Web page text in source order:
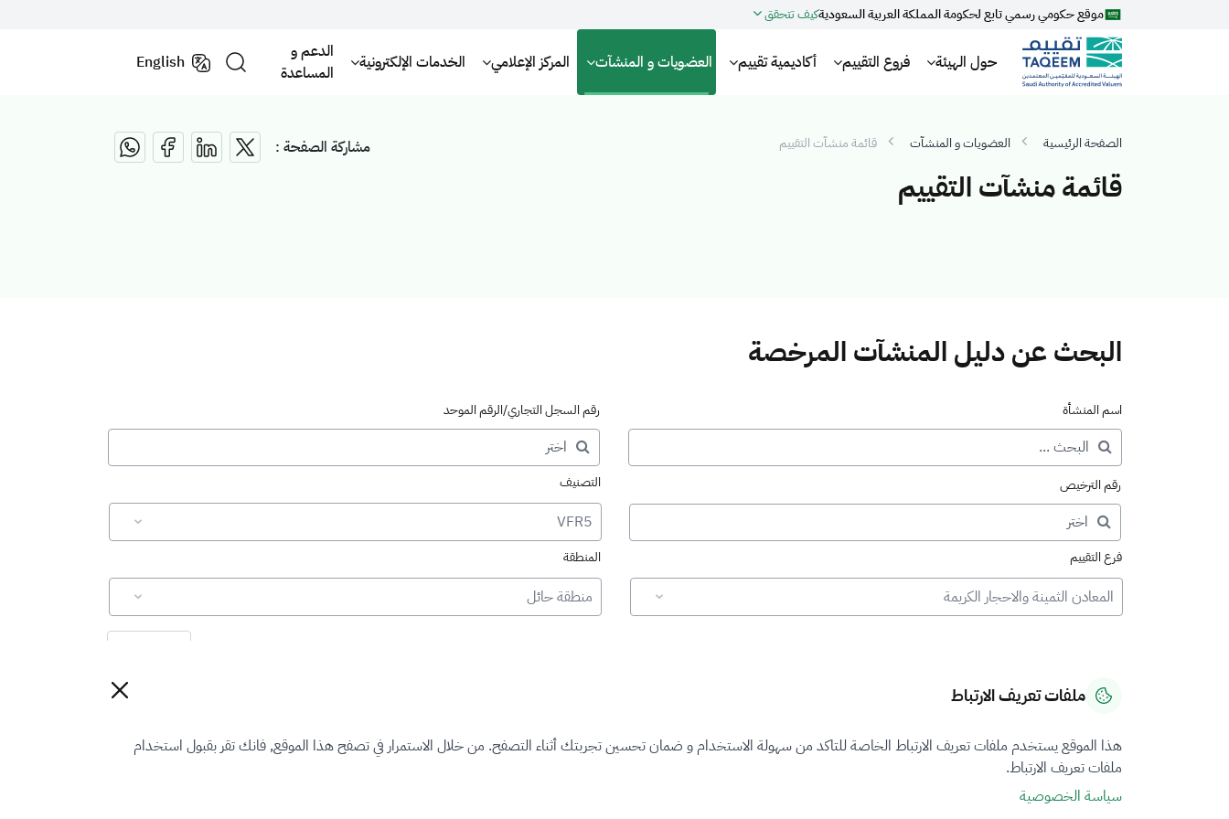
موقع حكومي رسمي تابع لحكومة المملكة العربية السعوديةكيف تتحقق
حول الهيئة فروع التقييم أكاديمية تقييم العضويات و المنشآت المركز الإعلامي الخدمات الإلكترونية
الدعم و
المساعدة
English
الصفحة الرئيسية العضويات و المنشآت قائمة منشآت التقييم مشاركة الصفحة :
قائمة منشآت التقييم
البحث عن دليل المنشآت المرخصة
اسم المنشأة رقم السجل التجاري/الرقم الموحد
رقم الترخيص التصنيف
VFR5
فرع التقييم
المعادن الثمينة والاحجار الكريمة
المنطقة
منطقة حائل
ملفات تعريف الارتباط
هذا الموقع يستخدم ملفات تعريف الارتباط الخاصة للتاكد من سهولة الاستخدام و ضمان تحسين تجربتك أثناء التصفح. من خلال الاستمرار في تصفح هذا الموقع, فانك تقر بقبول استخدام
ملفات تعريف الارتباط.
سياسة الخصوصية